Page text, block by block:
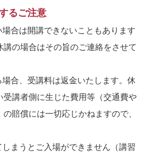
伝えください。申し出ない場合は
すのでご留意ください。ホームペ
の他・ご質問」の枠に「会員名・
します。
ーパーエクスプレス（計算センタ
レセプトデーターセンター）」「在
にご登録されている治療院様・会員
ています。会員様の貴院・貴店の従
ス会員価格で受講することが出来ま
るご注意
合は開講できないこともあります
の場合はその旨のご連絡をさせて
合、受講料は返金いたします。休
講者側に生じた費用等（交通費や
賠償には一切応じかねますので、
まうとご入場ができません（講習